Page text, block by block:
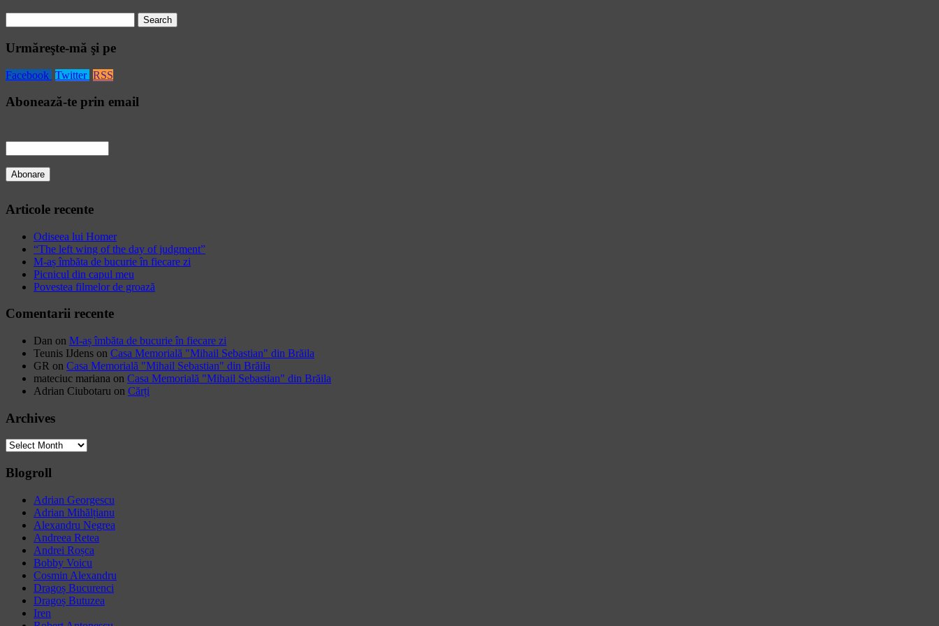
for:
Urmăreşte-mă şi pe
Facebook Twitter RSS
Abonează-te prin email
Articole recente
Odiseea lui Homer
“The left wing of the day of judgment”
M-aș îmbăta de bucurie în fiecare zi
Picnicul din capul meu
Povestea filmelor de groază
Comentarii recente
Dan on M-aș îmbăta de bucurie în fiecare zi
Teunis IJdens on Casa Memorială "Mihail Sebastian" din Brăila
GR on Casa Memorială "Mihail Sebastian" din Brăila
mateciuc mariana on Casa Memorială "Mihail Sebastian" din Brăila
Adrian Ciubotaru on Cărți
Archives
Archives
Blogroll
Adrian Georgescu
Adrian Mihălțianu
Alexandru Negrea
Andreea Retea
Andrei Roșca
Bobby Voicu
Cosmin Alexandru
Dragoș Bucurenci
Dragoș Butuzea
Iren